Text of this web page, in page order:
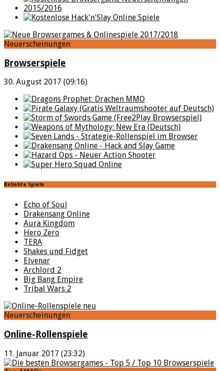
Neuerscheinungen
Browserspiele
30. August 2017 (09:16)
Beliebte Spiele
Echo of Soul
Drakensang Online
Aura Kingdom
Hero Zero
TERA
Shakes und Fidget
Elvenar
Archlord 2
Big Bang Empire
Tribal Wars 2
Neuerscheinungen
Online-Rollenspiele
11. Januar 2017 (23:32)